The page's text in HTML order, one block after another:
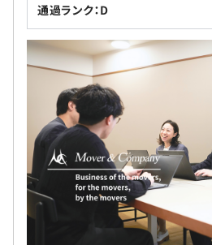
5〜20人チームで対応しています。
通過ランク：D